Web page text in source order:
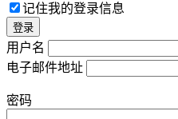
记住我的登录信息
用户名
电子邮件地址
密码